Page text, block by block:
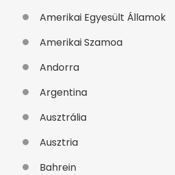
Amerikai Egyesült Államok
Amerikai Szamoa
Andorra
Argentina
Ausztrália
Ausztria
Bahrein